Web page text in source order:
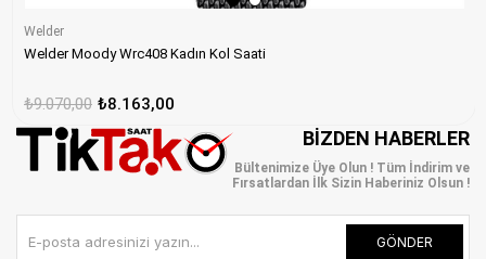
Welder
Welder Moody Wrc408 Kadın Kol Saati
₺8.163,00
₺9.070,00
BIZDEN HABERLER
Bültenimize Üye Olun ! Tüm İndirim ve
Fırsatlardan İlk Sizin Haberiniz Olsun !
GÖNDER